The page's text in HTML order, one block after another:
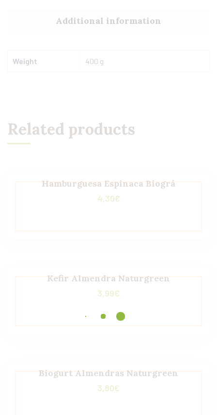
Additional information
Weight 400 g
Related products
Hamburguesa Espinaca Biográ
4,30€
Kefir Almendra Naturgreen
3,99€
Biogurt Almendras Naturgreen
3,80€